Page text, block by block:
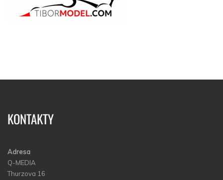
KONTAKTY
Adresa
Q-MEDIA
Thurzova 16